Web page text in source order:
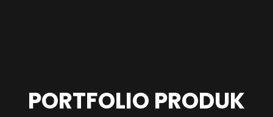
PORTFOLIO PRODUK